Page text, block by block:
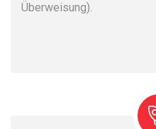
Überweisung).